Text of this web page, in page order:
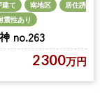
建て 南地区
居住誘
震性あり
no.263
2300万円